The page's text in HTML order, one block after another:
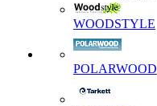
WOODSTYLE
POLARWOOD